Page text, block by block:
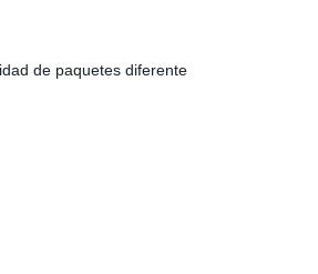
de paquetes diferente